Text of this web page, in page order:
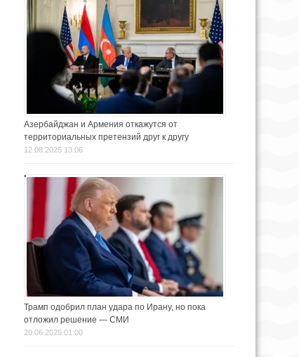
Азербайджан и Армения откажутся от
территориальных претензий друг к другу
12.08.2025 13:06
Трамп одобрил план удара по Ирану, но пока
отложил решение — СМИ
20.06.2025 01:00